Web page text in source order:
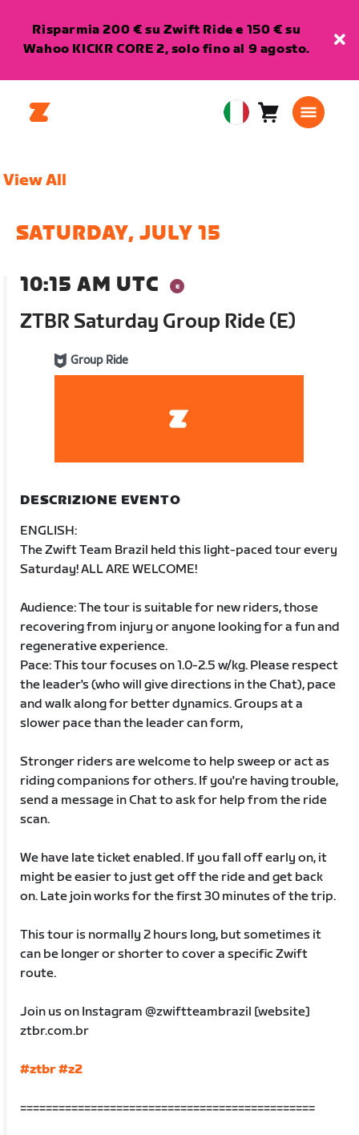
Risparmia 200 € su Zwift Ride e 150 € su
Wahoo KICKR CORE 2, solo fino al 9 agosto.
EuropeanCarrello0
View All
SATURDAY, JULY 15
10:15 AM UTC
ZTBR Saturday Group Ride (E)
Group Ride
DESCRIZIONE EVENTO
ENGLISH:
The Zwift Team Brazil held this light-paced tour every
Saturday! ALL ARE WELCOME!
Audience: The tour is suitable for new riders, those
recovering from injury or anyone looking for a fun and
regenerative experience.
Pace: This tour focuses on 1.0-2.5 w/kg. Please respect
the leader's (who will give directions in the Chat), pace
and walk along for better dynamics. Groups at a
slower pace than the leader can form,
Stronger riders are welcome to help sweep or act as
riding companions for others. If you're having trouble,
send a message in Chat to ask for help from the ride
scan.
We have late ticket enabled. If you fall off early on, it
might be easier to just get off the ride and get back
on. Late join works for the first 30 minutes of the trip.
This tour is normally 2 hours long, but sometimes it
can be longer or shorter to cover a specific Zwift
route.
Join us on Instagram @zwiftteambrazil [website]
ztbr.com.br
#ztbr#z2
==============================================